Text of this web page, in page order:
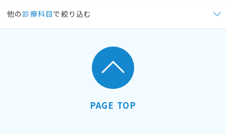
他の 診療科目で絞り込む
PAGE TOP